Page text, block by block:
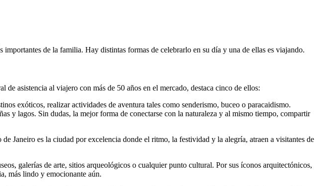
de la familia. Hay distintas formas de celebrarlo en su día y una de ellas es viajando.
de asistencia al viajero con más de 50 años en el mercado, destaca cinco de ellos:
exóticos, realizar actividades de aventura tales como senderismo, buceo o paracaidismo.
y lagos. Sin dudas, la mejor forma de conectarse con la naturaleza y al mismo tiempo, compartir
Janeiro es la ciudad por excelencia donde el ritmo, la festividad y la alegría, atraen a visitantes de
galerías de arte, sitios arqueológicos o cualquier punto cultural. Por sus íconos arquitectónicos,
más lindo y emocionante aún.